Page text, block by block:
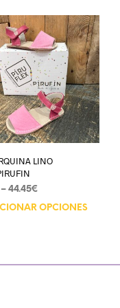
LINO
– 44.45€
OPCIONES